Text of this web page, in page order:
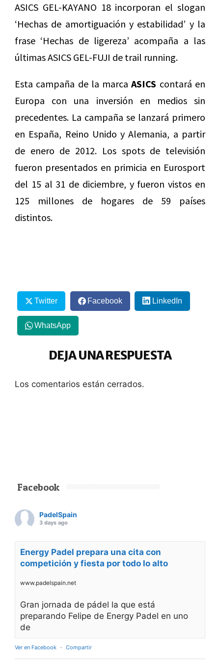
ASICS GEL-KAYANO 18 incorporan el slogan
‘Hechas de amortiguación y estabilidad’ y la
frase ‘Hechas de ligereza’ acompaña a las
últimas ASICS GEL-FUJI de trail running.
Esta campaña de la marcaASICS contará en
Europa con una inversión en medios sin
precedentes. La campaña se lanzará primero
en España, Reino Unido y Alemania, a partir
de enero de 2012. Los spots de televisión
fueron presentados en primicia en Eurosport
del 15 al 31 de diciembre, y fueron vistos en
125 millones de hogares de 59 países
distintos.
Twitter Facebook LinkedIn
WhatsApp
DEJA UNA RESPUESTA
Los comentarios están cerrados.
Facebook
PadelSpain
3 days ago
Energy Padel prepara una cita con
competición y fiesta por todo lo alto
www.padelspain.net
Gran jornada de pádel la que está
preparando Felipe de Energy Padel en uno
de
Ver en Facebook · Compartir